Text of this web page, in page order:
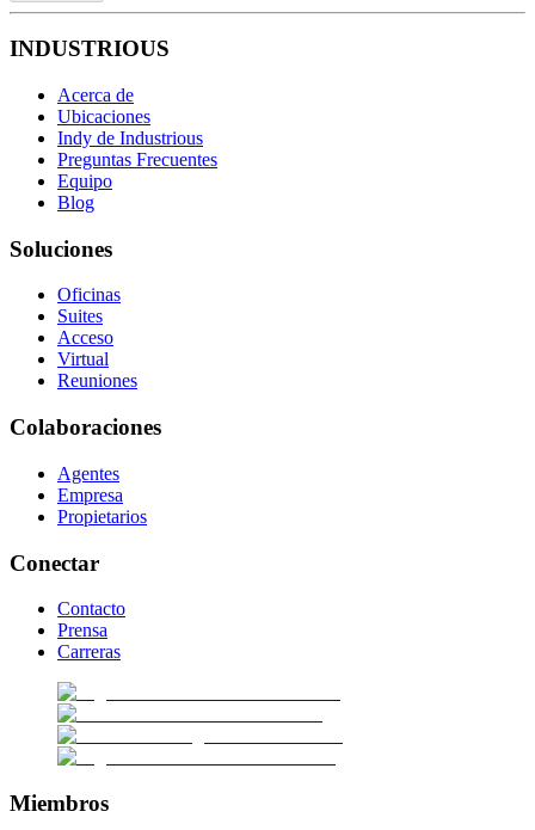
INDUSTRIOUS
Acerca de
Ubicaciones
Indy de Industrious
Preguntas Frecuentes
Equipo
Blog
Soluciones
Oficinas
Suites
Acceso
Virtual
Reuniones
Colaboraciones
Agentes
Empresa
Propietarios
Conectar
Contacto
Prensa
Carreras
Miembros